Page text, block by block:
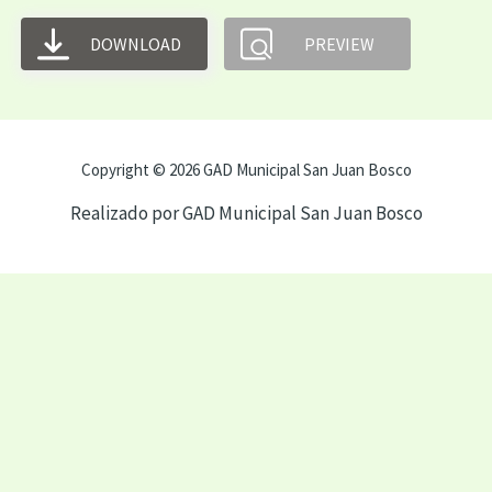
DOWNLOAD PREVIEW
Copyright © 2026 GAD Municipal San Juan Bosco
Realizado por GAD Municipal San Juan Bosco